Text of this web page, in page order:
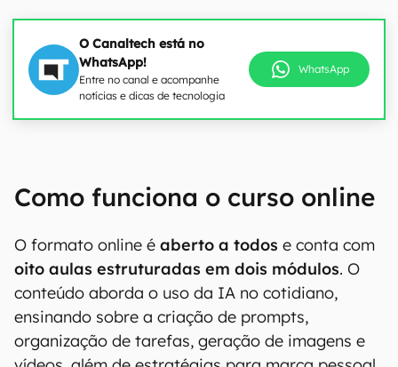
O Canaltech está no
WhatsApp!
Entre no canal e acompanhe
notícias e dicas de tecnologia
WhatsApp
00:00 04:51